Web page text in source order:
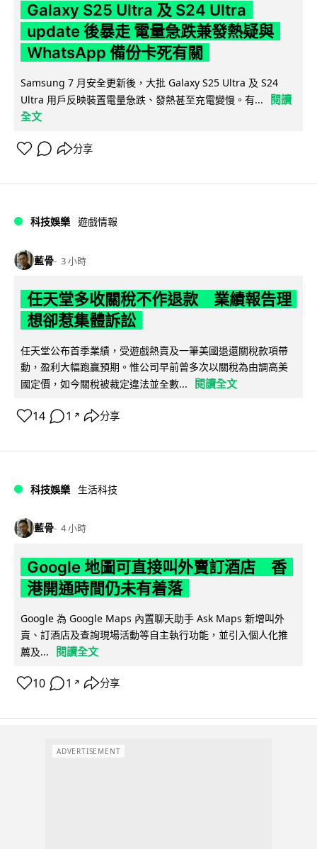
Galaxy S25 Ultra 及 S24 Ultra
update 後暴走 電量急跌兼發熱疑與
WhatsApp 備份卡死有關
Samsung 7 月安全更新後，大批 Galaxy S25 Ultra 及 S24
Ultra 用戶反映裝置電量急跌、發熱甚至充電變慢。有...
閱讀
全文
分享
科技娛樂 遊戲情報
藍骨 3 小時
任天堂多收關稅不作退款 業績報告理
想卻惹集體訴訟
任天堂公布首季業績，受遊戲熱賣及一筆美國退還關稅款項帶
動，盈利大幅跑贏預期。惟公司早前曾多次以關稅為由調高美
國定價，如今關稅被裁定違法並全數...
閱讀全文
14 1 ↗ 分享
科技娛樂 生活科技
藍骨 4 小時
Google 地圖可直接叫外賣訂酒店 香
港開通時間仍未有着落
Google 為 Google Maps 內置聊天助手 Ask Maps 新增叫外
賣、訂酒店及查詢現場活動等自主執行功能，並引入個人化推
薦及...
閱讀全文
10 1 ↗ 分享
ADVERTISEMENT